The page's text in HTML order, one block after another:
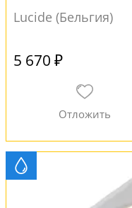
Lucide (Бельгия)
5 670 ₽